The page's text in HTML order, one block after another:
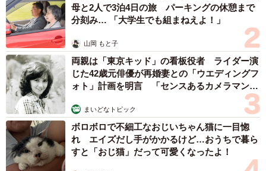
母と2人で3泊4日の旅 パーキングの休憩まで
分刻み… 「大学生でも組まねえよ！」
山岡 もと子
両親は「東京キッド」の看板役者 ライダー演
じた42歳元俳優が再婚妻との「ウエディングフ
ォト」計画を明言 「センスあるカメラマン求
まいどなトピック
ボロボロで不細工なおじいちゃん猫に一目惚
れ エイズだし手がかかるけど…おうちで暮ら
すと「おじ猫」だって可愛くなったよ！